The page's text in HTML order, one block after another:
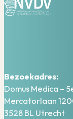
Bezoekadres:
Domus Medica –
Mercatorlaan
3528 BL Utrecht